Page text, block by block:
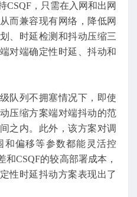
CSQF，只需在入网和出网
而兼容现有网络，降低网
、时延检测和抖动压缩三
对端确定性时延、抖动和
队列不拥塞情况下，即使
压缩方案端对端抖动的范
之内。此外，该方案对调
和偏移等参数都能灵活控
CSQF的较高部署成本，
性时延抖动方案表现出了